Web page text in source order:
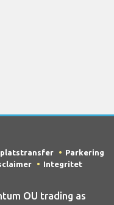
Parkering
Integritet
OU trading as